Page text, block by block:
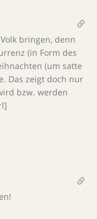
bringen, denn
(in Form des
(um satte
Das zeigt doch nur
bzw. werden